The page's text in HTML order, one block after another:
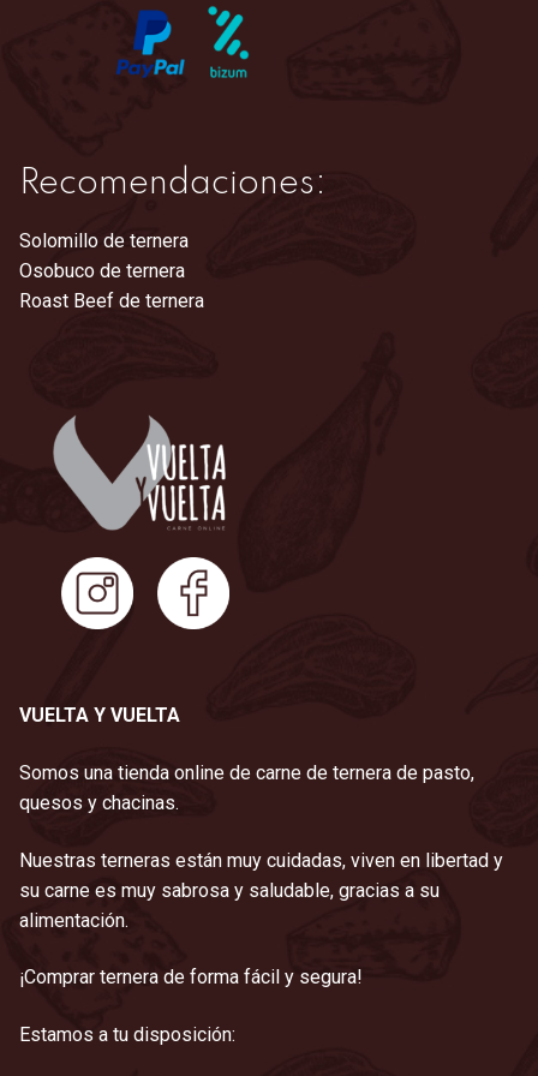
de
producto
Recomendaciones:
Solomillo de ternera
Osobuco de ternera
Roast Beef de ternera
VUELTA Y VUELTA
Somos una tienda online de carne de ternera de pasto,
quesos y chacinas.
Nuestras terneras están muy cuidadas, viven en libertad y
su carne es muy sabrosa y saludable, gracias a su
alimentación.
¡Comprar ternera de forma fácil y segura!
Estamos a tu disposición: